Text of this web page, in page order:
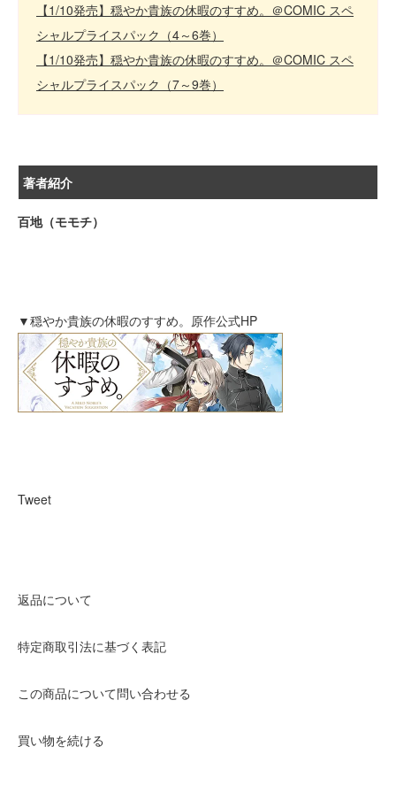
【1/10発売】穏やか貴族の休暇のすすめ。＠COMIC スペ
シャルプライスパック（4～6巻）
【1/10発売】穏やか貴族の休暇のすすめ。＠COMIC スペ
シャルプライスパック（7～9巻）
著者紹介
百地（モモチ）
▼穏やか貴族の休暇のすすめ。原作公式HP
Tweet
返品について
特定商取引法に基づく表記
この商品について問い合わせる
買い物を続ける